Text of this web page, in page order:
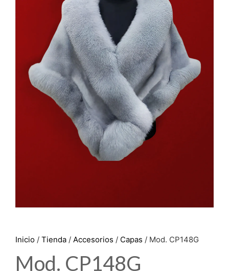
Inicio / Tienda / Accesorios / Capas / Mod. CP148G
Mod. CP148G